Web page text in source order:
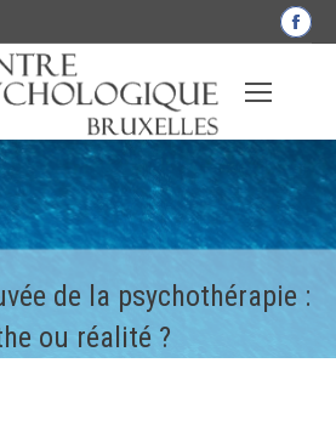
La
une
de la psychothérapie :
ou réalité ?